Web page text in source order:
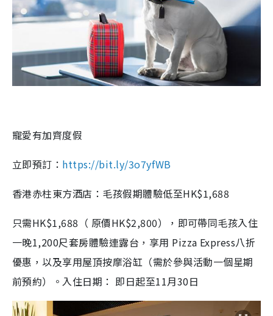
寵愛有加齊度假
立即預訂： https://bit.ly/3o7yfWB
香港赤柱東方酒店：毛孩假期體驗低至HK$1,688
只需HK$1,688（ 原價HK$2,800），即可帶同毛孩入住
一晚1,200尺套房體驗連露台，享用 Pizza Express八折
優惠，以及享用屋頂按摩浴缸（需於參與活動一個星期
前預約）。入住日期： 即日起至11月30日